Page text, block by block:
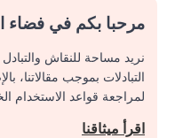
مرحبا بكم في فضاء
نريد مساحة للنقاش
التبادلات بموجب مقالاتنا،
لمراجعة قواعد الاستخدام
اقرأ ميثاقنا